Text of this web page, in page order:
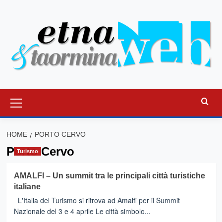
principale
HOME PORTO CERVO
Porto Cervo
Turismo
AMALFI – Un summit tra le principali città turistiche
italiane
L'Italia del Turismo si ritrova ad Amalfi per il Summit
Nazionale del 3 e 4 aprile Le città simbolo...